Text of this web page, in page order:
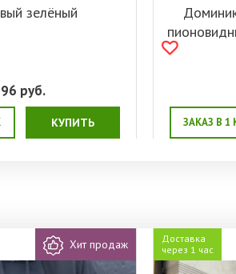
зелёный
руб.
КУПИТЬ ЗАКАЗ В 1
Хит продаж
Доставка
через 1 час